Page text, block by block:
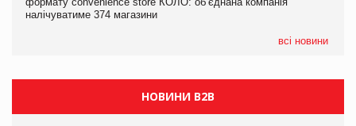
налічуватиме 374 магазини
всі новини
налічуватиме 374 магазини
НОВИНИ B2B